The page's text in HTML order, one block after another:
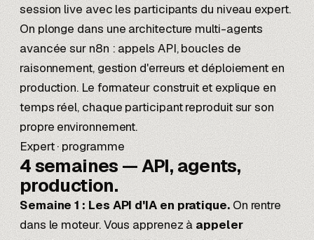
session live avec les participants du niveau expert.
On plonge dans une architecture multi-agents
avancée sur n8n : appels API, boucles de
raisonnement, gestion d'erreurs et déploiement en
production. Le formateur construit et explique en
temps réel, chaque participant reproduit sur son
propre environnement.
Expert · programme
4 semaines —API, agents,
production.
Semaine 1 : Les API d'IA en pratique.On rentre
dans le moteur. Vous apprenez àappeler